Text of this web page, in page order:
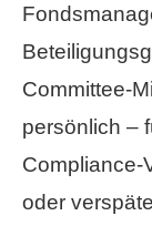
Committee-
persönlich –
Compliance-
oder